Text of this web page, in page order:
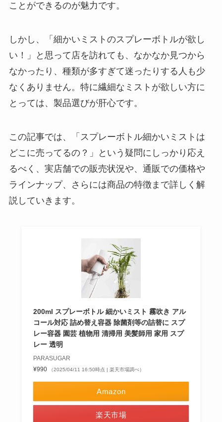
ことができるのが魅力です。
しかし、「細かいミストのスプレーボトルが欲し
い！」と思って店を訪れても、なかなか見つから
なかったり、種類が多すぎて迷ったりする人も少
なくありません。特に繊細なミストが欲しい方に
とっては、製品選びが肝心です。
この記事では、「スプレーボトル細かいミストは
どこに売ってるの？」という疑問にしっかり応え
るべく、実店舗での販売状況や、通販での価格や
ラインナップ、さらには商品の特徴まで詳しく解
説していきます。
200ml スプレーボトル 細かいミスト 霧吹き アル
コール対応 詰め替え容器 除菌剤等の詰替に スプ
レー容器 園芸 植物用 清掃用 美髪師用 家用 スプ
レー 透明
PARASUGAR
¥990
（2025/04/11 16:50時点 | 楽天市場調べ）
Amazon
楽天市場